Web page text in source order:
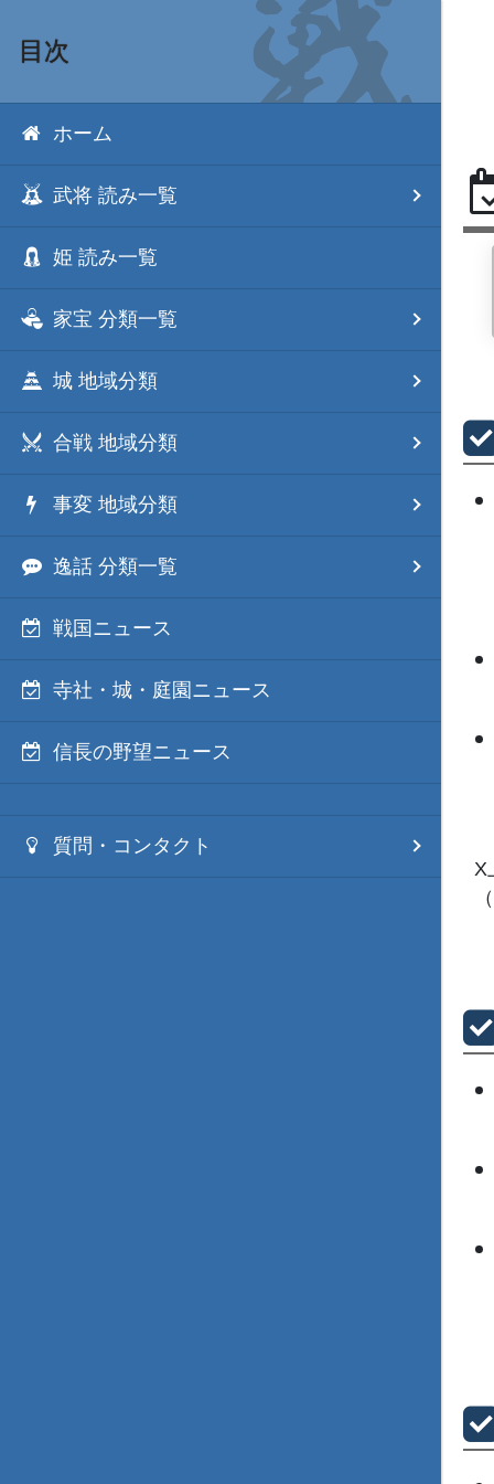
目次
ホーム
武将 読み一覧
姫 読み一覧
家宝 分類一覧
城 地域分類
合戦 地域分類
事変 地域分類
逸話 分類一覧
戦国ニュース
寺社・城・庭園ニュース
信長の野望ニュース
質問・コンタクト
X